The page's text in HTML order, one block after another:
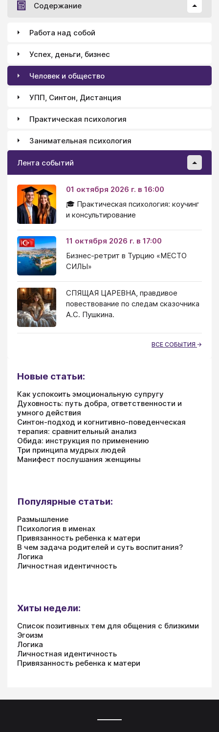
Содержание
Работа над собой
Успех, деньги, бизнес
Человек и общество
УПП, Синтон, Дистанция
Практическая психология
Занимательная психология
Лента событий
01 октября 2026 г. в 16:00
🎓 Практическая психология: коучинг
и консультирование
11 октября 2026 г. в 17:00
Бизнес-ретрит в Турцию «МЕСТО
СИЛЫ»
СПЯЩАЯ ЦАРЕВНА, правдивое
повествование по следам сказочника
А.С. Пушкина.
ВСЕ СОБЫТИЯ
Новые статьи:
Как успокоить эмоциональную супругу
Духовность: путь добра, ответственности и
умного действия
Синтон-подход и когнитивно-поведенческая
терапия: сравнительный анализ
Обида: инструкция по применению
Три принципа мудрых людей
Манифест послушания женщины
Популярные статьи:
Размышление
Психология в именах
Привязанность ребенка к матери
В чем задача родителей и суть воспитания?
Логика
Личностная идентичность
Хиты недели:
Список позитивных тем для общения с близкими
Эгоизм
Логика
Личностная идентичность
Привязанность ребенка к матери